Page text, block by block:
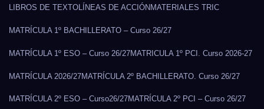
LIBROS DE TEXTOLÍNEAS DE ACCIÓN MATERIALES TRIC
MATRÍCULA 1º BACHILLERATO – Curso 26/27
MATRÍCULA 1º ESO – Curso 26/27MATRICULA 1º PCI. Curso 2026-27
MATRÍCULA 2026/27MATRÍCULA 2º BACHILLERATO. Curso 26/27
MATRÍCULA 2º ESO – Curso26/27MATRÍCULA 2º PCI – Curso 26/27